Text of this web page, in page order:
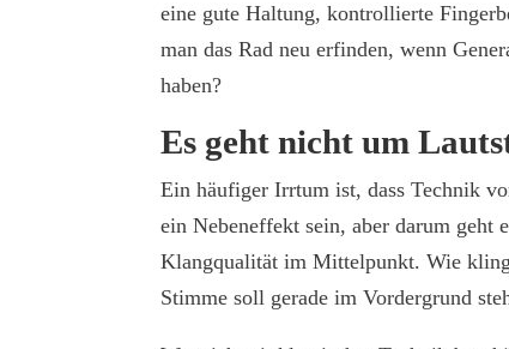
eine gute Haltung, kontrollierte
man das Rad neu erfinden, wenn
haben?
Es geht nicht um
Ein häufiger Irrtum ist, dass Technik
ein Nebeneffekt sein, aber darum geht
Klangqualität im Mittelpunkt. Wie
Stimme soll gerade im Vordergrund